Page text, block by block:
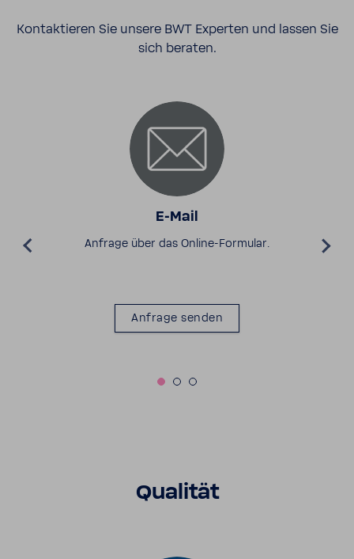
Kontak­tieren Sie unsere BWT Experten und lassen Sie
sich beraten.
E-​Mail
Anfrage über das Online-​​​Formular.
Anfrage senden
Qualität